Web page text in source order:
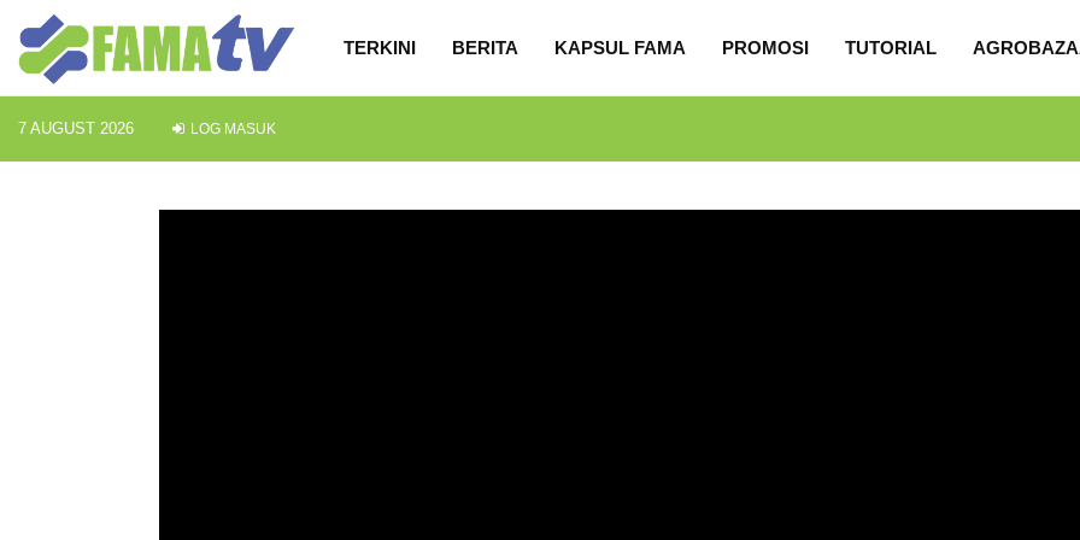
TERKINI BERITA KAPSUL FAMA PROMOSI TUTORIAL
7 AUGUST 2026 LOG MASUK